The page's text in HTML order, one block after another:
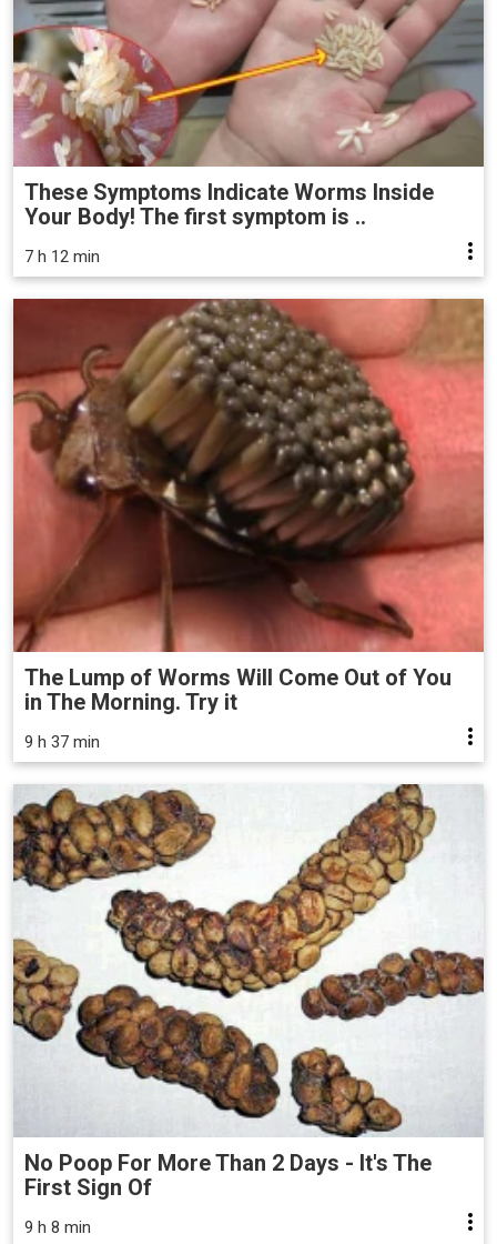
These Symptoms Indicate Worms Inside
Your Body! The first symptom is ..
7 h 12 min
The Lump of Worms Will Come Out of You
in The Morning. Try it
9 h 37 min
No Poop For More Than 2 Days - It's The
First Sign Of
9 h 8 min